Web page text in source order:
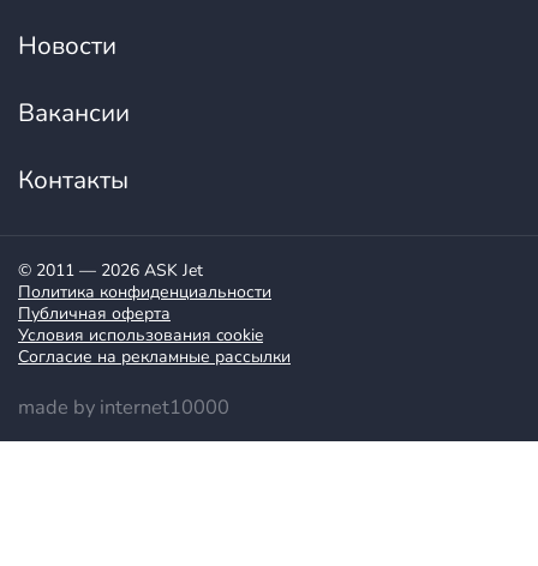
Новости
Вакансии
Контакты
© 2011 — 2026 ASK Jet
Политика конфиденциальности
Публичная оферта
Условия использования cookie
Согласие на рекламные рассылки
made by internet10000